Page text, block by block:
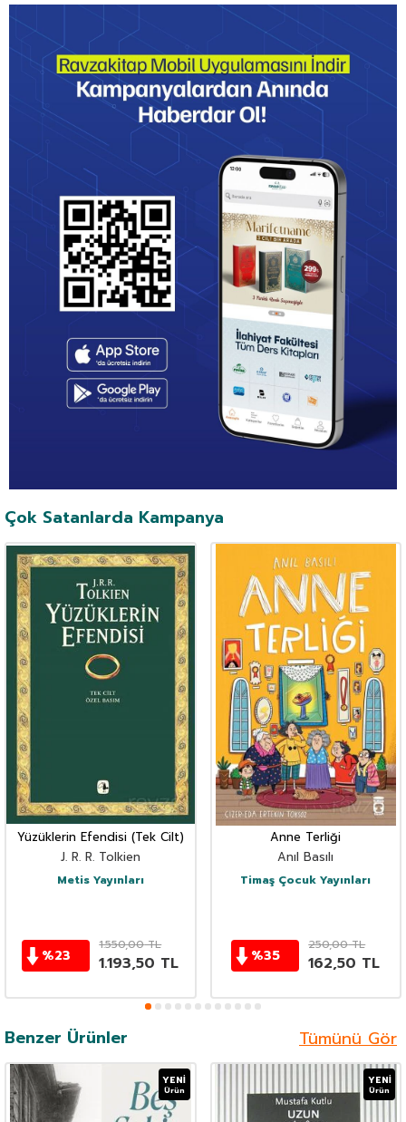
Çok Satanlarda Kampanya
Yüzüklerin Efendisi (Tek Cilt)
J. R. R. Tolkien
Metis Yayınları
%23
1.550,00TL
1.193,50 TL
Anne Terliği
Anıl Basılı
Timaş Çocuk Yayınları
%35
250,00TL
162,50 TL
Benzer Ürünler Tümünü Gör
YENI
Ürün
YENI
Ürün